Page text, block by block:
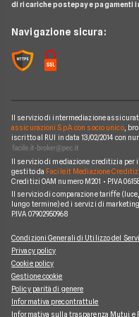
Contatti
A2A
Edison
Iren
Optima
Sorgenia
Fornitori Energetici
Glossario Gas e Luce
Notizie Luce e Gas
Argomenti in evidenza Gas e
di ricariche postepay e pagamenti
Navigazione sicura:
Il servizio di intermediazione
assicurazioni S.p.A. con socio unico,
iscritto al RUI in data 13/02/2014 con
Il servizio di mediazione creditizia per
gestito da Facile.it Mediazione
Creditizi OAM numero M201 • P.IVA
Il servizio di comparazione tariffe
lungo termine) ed i servizi di
P.IVA 07902950968
Condizioni Generali di Utilizzo del
Privacy policy
Cookie policy
Gestione cookie
Policy parità di genere
Informativa precontrattule
Informativa sulla trasparenza Mutui e